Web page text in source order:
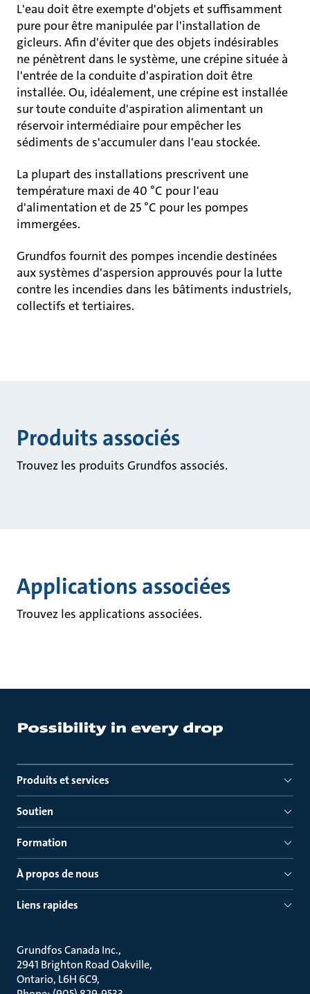
L'eau doit être exempte d'objets et suffisamment
pure pour être manipulée par l'installation de
gicleurs. Afin d'éviter que des objets indésirables
ne pénètrent dans le système, une crépine située à
l'entrée de la conduite d'aspiration doit être
installée. Ou, idéalement, une crépine est installée
sur toute conduite d'aspiration alimentant un
réservoir intermédiaire pour empêcher les
sédiments de s'accumuler dans l'eau stockée.
La plupart des installations prescrivent une
température maxi de 40 °C pour l'eau
d'alimentation et de 25 °C pour les pompes
immergées.
Grundfos fournit des pompes incendie destinées
aux systèmes d'aspersion approuvés pour la lutte
contre les incendies dans les bâtiments industriels,
collectifs et tertiaires.
Produits associés
Trouvez les produits Grundfos associés.
Applications associées
Trouvez les applications associées.
Produits et services
Soutien
Formation
À propos de nous
Liens rapides
Grundfos Canada Inc.
2941 Brighton Road Oakville
Ontario, L6H 6C9